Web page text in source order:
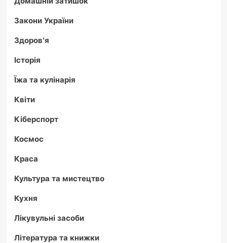
Закони України
Здоров'я
Історія
Їжа та кулінарія
Квіти
Кіберспорт
Космос
Краса
Культура та мистецтво
Кухня
Лікувульні засоби
Література та книжки